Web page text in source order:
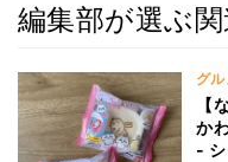
編集部が選ぶ
グル
【
か
-